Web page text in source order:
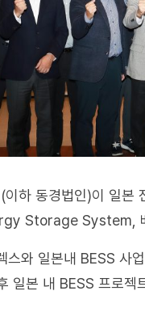
하 동경법인)이 일본
Storage System,
스와 일본내 BESS 사
일본 내 BESS 프로